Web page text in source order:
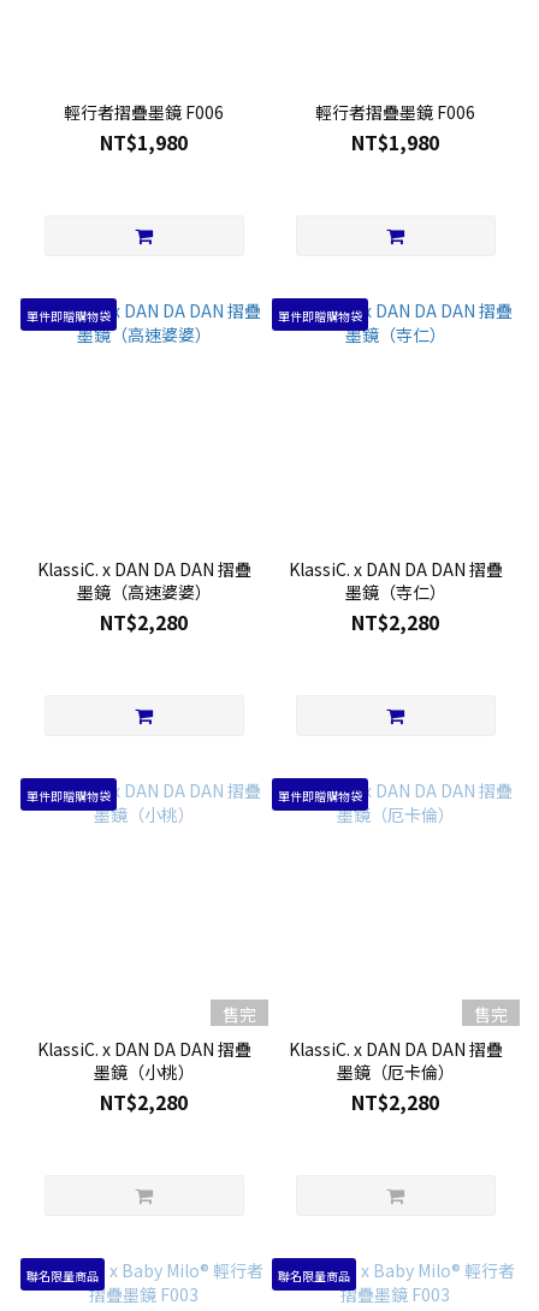
輕行者摺疊墨鏡 F006
NT$1,980
輕行者摺疊墨鏡 F006
NT$1,980
單件即贈購物袋
KlassiC. x DAN DA DAN 摺疊
墨鏡（高速婆婆）
NT$2,280
單件即贈購物袋
KlassiC. x DAN DA DAN 摺疊
墨鏡（寺仁）
NT$2,280
單件即贈購物袋
售完
KlassiC. x DAN DA DAN 摺疊
墨鏡（小桃）
NT$2,280
單件即贈購物袋
售完
KlassiC. x DAN DA DAN 摺疊
墨鏡（厄卡倫）
NT$2,280
聯名限量商品 聯名限量商品